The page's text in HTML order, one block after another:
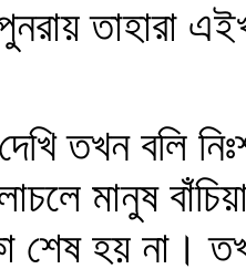
তাহারা
তখন বলি
মানুষ
শেষ হয় না।